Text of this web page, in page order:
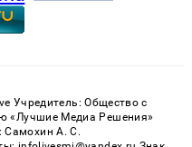
Учредитель: Общество с
«Лучшие Медиа Решения»
Самохин А. С.